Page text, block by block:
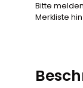
Bitte
Merkliste